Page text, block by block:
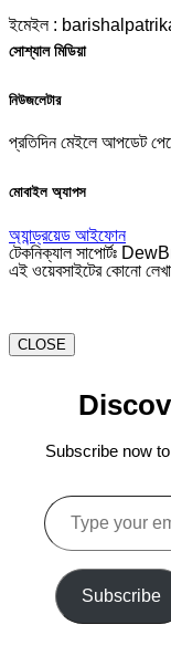
ইমেইল :
সোশ্যাল মিডিয়া
নিউজলেটার
প্রতিদিন মেইলে আপডেট
মোবাইল অ্যাপস
অ্যান্ড্রয়েড আইফোন
টেকনিক্যাল সাপোর্টঃ
এই ওয়েবসাইটের কোনো
CLOSE
Subscribe now
Type
your
email…
Subscribe